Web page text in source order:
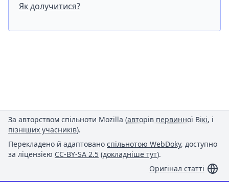
Як долучитися?
За авторством спільноти Mozilla (авторів первинної Вікі, і
пізніших учасників).
Перекладено й адаптовано спільнотою WebDoky, доступно
за ліцензією CC-BY-SA 2.5 (докладніше тут).
Оригінал статті